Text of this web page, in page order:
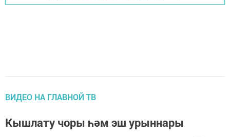
ВИДЕО НА ГЛАВНОЙ ТВ
Кышлату чоры һәм эш урыннары